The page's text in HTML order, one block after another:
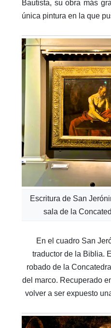
Bautista, su obra más
única pintura en la que
Escritura de San
sala de la
En el cuadro San
traductor de la Biblia.
robado de la
del marco. Recuperado
volver a ser expuesto